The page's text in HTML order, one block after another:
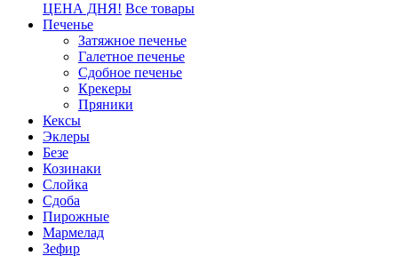
ЦЕНА ДНЯ! Все товары
Печенье
Затяжное печенье
Галетное печенье
Сдобное печенье
Крекеры
Пряники
Кексы
Эклеры
Безе
Козинаки
Слойка
Сдоба
Пирожные
Мармелад
Зефир